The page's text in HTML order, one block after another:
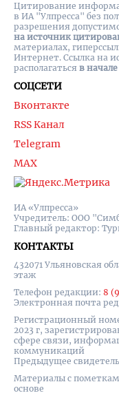
ИА «Улпресса»
Учредитель: ООО
Главный редактор:
КОНТАКТЫ
432071 Ульяновская
этаж
Телефон редакции: 8
Электронная почта
Регистрационный
2023 г,
сфере связи,
коммуникаций
Предыдущее
Материалы с
основе
СОЦСЕТИ
Вконтакте
RSS Канал
Telegram
MAX
Цитирование
в ИА "Улпресса" без
разрешения
на источник
материалах,
Интернет. Ссылка на
располагаться в